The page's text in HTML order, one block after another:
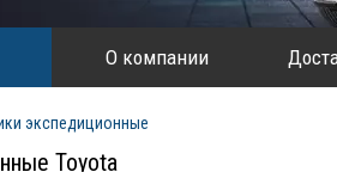
О компании
экспедиционные
Toyota